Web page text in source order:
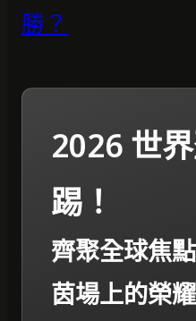
勝？
2026 世
踢！
齊聚全球焦
茵場上的榮